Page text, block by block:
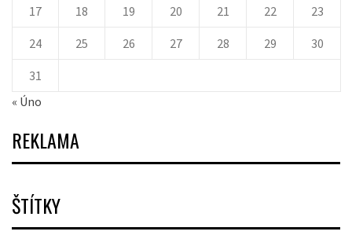
17 18 19 20 21 22 23
24 25 26 27 28 29 30
31
« Úno
REKLAMA
ŠTÍTKY